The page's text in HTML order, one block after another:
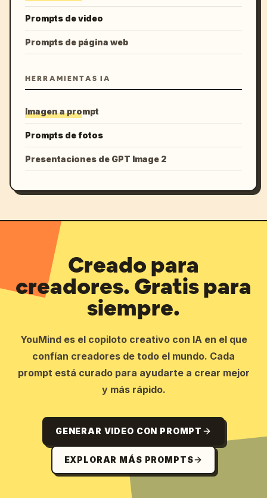
Prompts de video
Prompts de página web
HERRAMIENTAS IA
Imagen a prompt
Prompts de fotos
Presentaciones de GPT Image 2
Creado para
creadores. Gratis para
siempre.
YouMind es el copiloto creativo con IA en el que
confían creadores de todo el mundo. Cada
prompt está curado para ayudarte a crear mejor
y más rápido.
GENERAR VIDEO CON PROMPT
EXPLORAR MÁS PROMPTS